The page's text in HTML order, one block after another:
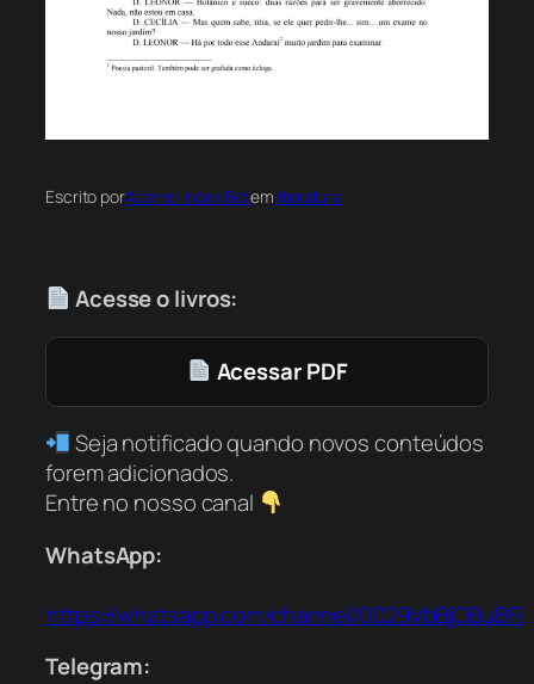
Escrito porAcervo Index Botemliteratura
Acesse o livros:
Acessar PDF
Seja notificado quando novos conteúdos
forem adicionados.
Entre no nosso canal
WhatsApp:
https://whatsapp.com/channel/
Telegram: